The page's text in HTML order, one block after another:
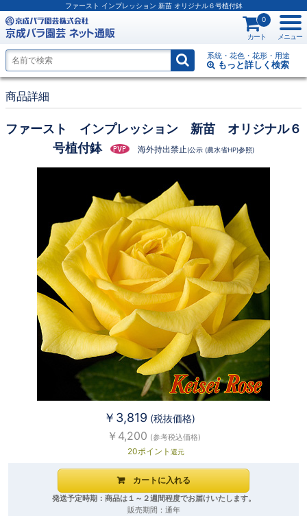
ファースト インプレッション 新苗 オリジナル６号植付鉢
系統・花色・花形・用途
もっと詳しく検索
カート
0
メニュー
商品詳細
ファースト インプレッション 新苗 オリジナル６
号植付鉢
海外持出禁止(公示 (農水省HP)参照)
￥3,819 (税抜価格)
￥4,200 (参考税込価格)
20ポイント 還元
発送予定時期：商品は１～２週間程度でお届けいたします。
販売期間：通年